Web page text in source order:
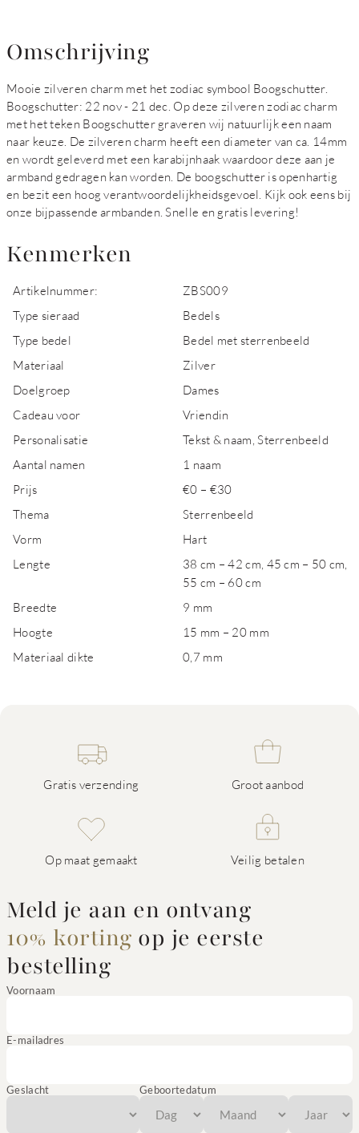
Omschrijving
Mooie zilveren charm met het zodiac symbool Boogschutter.
Boogschutter: 22 nov - 21 dec. Op deze zilveren zodiac charm
met het teken Boogschutter graveren wij natuurlijk een naam
naar keuze. De zilveren charm heeft een diameter van ca. 14mm
en wordt geleverd met een karabijnhaak waardoor deze aan je
armband gedragen kan worden. De boogschutter is openhartig
en bezit een hoog verantwoordelijkheidsgevoel. Kijk ook eens bij
onze bijpassende armbanden. Snelle en gratis levering!
Kenmerken
Artikelnummer:
ZBS009
Type sieraad
Bedels
Type bedel
Bedel met sterrenbeeld
Materiaal
Zilver
Doelgroep
Dames
Cadeau voor
Vriendin
Personalisatie
Tekst & naam, Sterrenbeeld
Aantal namen
1 naam
Prijs
€0 – €30
Thema
Sterrenbeeld
Vorm
Hart
Lengte
38 cm – 42 cm, 45 cm – 50 cm,
55 cm – 60 cm
Breedte
9 mm
Hoogte
15 mm – 20 mm
Materiaal dikte
0,7 mm
Gratis verzending Groot aanbod
Op maat gemaakt Veilig betalen
Meld je aan en ontvang
10% korting op je eerste
bestelling
Voornaam
E-mailadres
Geslacht Geboortedatum